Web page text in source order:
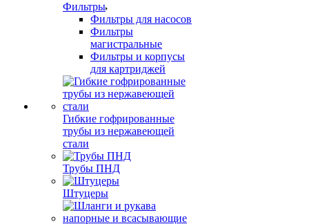
Фильтры
Фильтры для насосов
Фильтры
магистральные
Фильтры и корпусы
для картриджей
Гибкие гофрированные
трубы из нержавеющей
стали
Трубы ПНД
Штуцеры